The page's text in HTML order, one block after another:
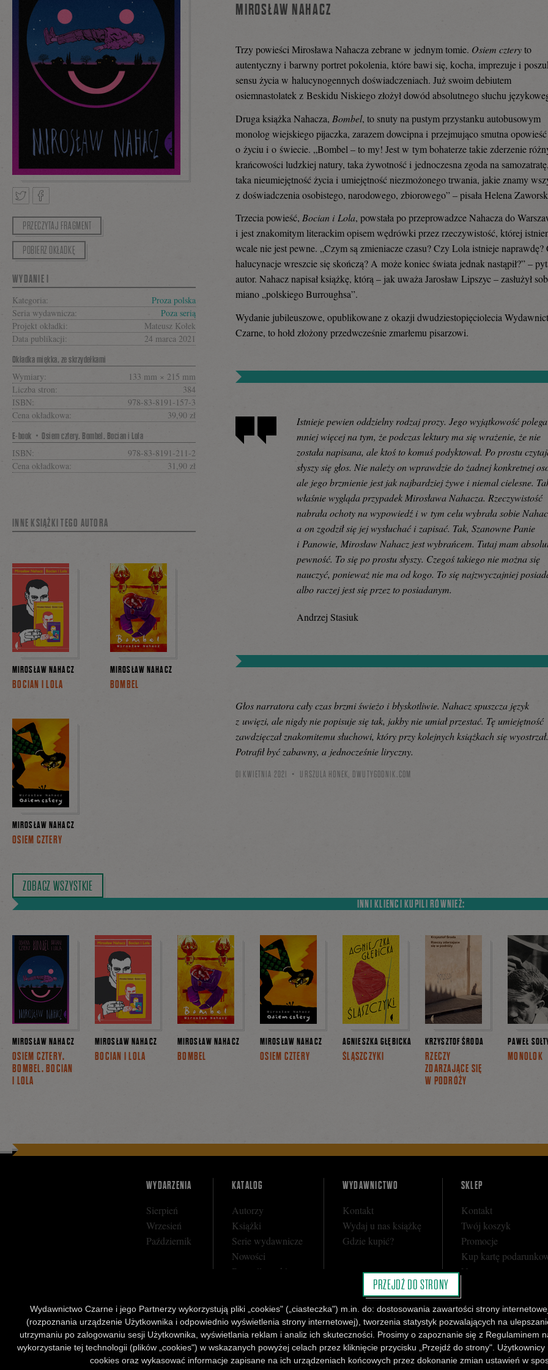
MIROSŁAW NAHACZ
TweetnijPodziel
się
na
Facebooku
Trzy powieści Mirosława Nahacza zebrane w jednym tomie. Osiem czteryto
autentyczny i barwny portret pokolenia, które bawi się, kocha, imprezuje i
sensu życia w halucynogennych doświadczeniach. Już swoim debiutem
osiemnastolatek z Beskidu Niskiego złożył dowód absolutnego słuchu
Druga książka Nahacza, Bombel, to snuty na pustym przystanku autobusowym
monolog wiejskiego pijaczka, zarazem dowcipna i przejmująco smutna opowieść
o życiu i o świecie. „Bombel – to my! Jest w tym bohaterze takie zderzenie
krańcowości ludzkiej natury, taka żywotność i jednoczesna zgoda na
taka nieumiejętność życia i umiejętność niezmożonego trwania, jakie znamy
z doświadczenia osobistego, narodowego, zbiorowego” – pisała Helena
Trzecia powieść, Bocian i Lola, powstała po przeprowadzce Nahacza do
i jest znakomitym literackim opisem wędrówki przez rzeczywistość, której
wcale nie jest pewne. „Czym są zmieniacze czasu? Czy Lola istnieje naprawdę?
halucynacje wreszcie się skończą? A może koniec świata jednak nastąpił?” –
autor. Nahacz napisał książkę, którą – jak uważa Jarosław Lipszyc – zasłużył
miano „polskiego Burroughsa”.
Wydanie jubileuszowe, opublikowane z okazji dwudziestopięciolecia
Czarne, to hołd złożony przedwcześnie zmarłemu pisarzowi.
Istnieje pewien oddzielny rodzaj prozy. Jego wyjątkowość polega
mniej więcej na tym, że podczas lektury ma się wrażenie, że nie
została napisana, ale ktoś to komuś podyktował. Po prostu
słyszy się głos. Nie należy on wprawdzie do żadnej konkretnej
ale jego brzmienie jest jak najbardziej żywe i niemal cielesne.
właśnie wygląda przypadek Mirosława Nahacza. Rzeczywistość
nabrała ochoty na wypowiedź i w tym celu wybrała sobie
a on zgodził się jej wysłuchać i zapisać. Tak, Szanowne Panie
i Panowie, Mirosław Nahacz jest wybrańcem. Tutaj mam
pewność. To się po prostu słyszy. Czegoś takiego nie można się
nauczyć, ponieważ nie ma od kogo. To się najzwyczajniej
albo raczej jest się przez to posiadanym.
Andrzej Stasiuk
Głos narratora cały czas brzmi świeżo i błyskotliwie. Nahacz spuszcza język
z uwięzi, ale nigdy nie popisuje się tak, jakby nie umiał przestać. Tę umiejętność
zawdzięczał znakomitemu słuchowi, który przy kolejnych książkach się
Potrafił być zabawny, a jednocześnie liryczny.
01 KWIETNIA 2021 URSZULA HONEK, DWUTYGODNIK.COM
PRZECZYTAJ FRAGMENT
POBIERZ OKŁADKĘ
WYDANIE I
Kategoria:
Proza polska
Seria wydawnicza:
Poza serią
Projekt okładki:
Mateusz Kołek
Data publikacji:
24 marca 2021
Okładka miękka, ze skrzydełkami
Wymiary:
133 mm × 215 mm
Liczba stron:
384
ISBN:
978-83-8191-157-3
Cena okładkowa:
39,90 zł
E-book・Osiem cztery. Bombel. Bocian i Lola
ISBN:
978-83-8191-211-2
Cena okładkowa:
31,90 zł
INNE KSIĄŻKI TEGO AUTORA
MIROSŁAW NAHACZ
BOCIAN I LOLA
MIROSŁAW NAHACZ
BOMBEL
MIROSŁAW NAHACZ
OSIEM CZTERY
ZOBACZ WSZYSTKIE
INNI KLIENCI KUPILI RÓWNIEŻ:
MIROSŁAW NAHACZ
OSIEM CZTERY.
BOMBEL. BOCIAN
I LOLA
MIROSŁAW NAHACZ
BOCIAN I LOLA
MIROSŁAW NAHACZ
BOMBEL
MIROSŁAW NAHACZ
OSIEM CZTERY
AGNIESZKA GŁĘBICKA
ŚLĄSZCZYKI
KRZYSZTOF ŚRODA
RZECZY
ZDARZAJĄCE SIĘ
W PODRÓŻY
PAWEŁ
MONOLOK
WYDARZENIA
Sierpień
Wrzesień
Październik
KATALOG
Autorzy
Książki
Serie wydawnicze
Nowości
Bestsellery sklepu
WYDAWNICTWO
Kontakt
Wydaj u nas książkę
Gdzie kupić?
SKLEP
Kontakt
Twój koszyk
Promocje
Kup kartę
Nota prawna
Polityka prywatności
Regulamin Klubu
Regulamin Karty
PRZEJDŹ DO STRONY
Wydawnictwo Czarne i jego Partnerzy wykorzystują pliki „cookies" („ciasteczka") m.in. do: dostosowania zawartości strony
(rozpoznania urządzenie Użytkownika i odpowiednio wyświetlenia strony internetowej), tworzenia statystyk pozwalających na
utrzymaniu po zalogowaniu sesji Użytkownika, wyświetlania reklam i analiz ich skuteczności. Prosimy o zapoznanie się z Regulaminem
wykorzystanie tej technologii (plików „cookies") w wskazanych powyżej celach przez kliknięcie przycisku „Przejdź do strony".
cookies oraz wykasować informacje zapisane na ich urządzeniach końcowych przez dokonanie zmian ustawień w